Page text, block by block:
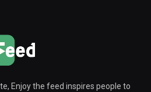
Enjoy the feed inspires people to